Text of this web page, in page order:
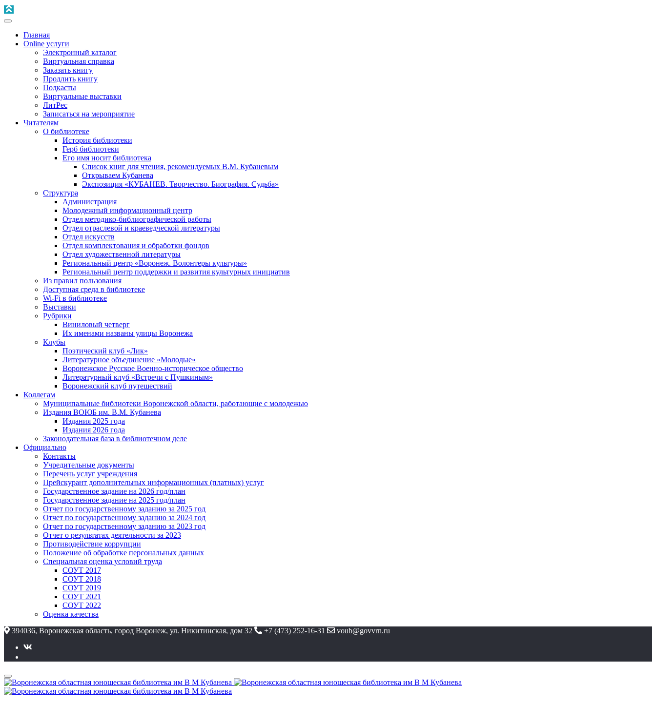
Главная
Online услуги
Электронный каталог
Виртуальная справка
Заказать книгу
Продлить книгу
Подкасты
Виртуальные выставки
ЛитРес
Записаться на мероприятие
Читателям
О библиотеке
История библиотеки
Герб библиотеки
Его имя носит библиотека
Список книг для чтения, рекомендуемых В.М. Кубаневым
Открываем Кубанева
Экспозиция «КУБАНЕВ. Творчество. Биография. Судьба»
Структура
Администрация
Молодежный информационный центр
Отдел методико-библиографической работы
Отдел отраслевой и краеведческой литературы
Отдел искусств
Отдел комплектования и обработки фондов
Отдел художественной литературы
Региональный центр «Воронеж. Волонтеры культуры»
Региональный центр поддержки и развития культурных инициатив
Из правил пользования
Доступная среда в библиотеке
Wi-Fi в библиотеке
Выставки
Рубрики
Виниловый четверг
Их именами названы улицы Воронежа
Клубы
Поэтический клуб «Лик»
Литературное объединение «Молодые»
Воронежское Русское Военно-историческое общество
Литературный клуб «Встречи с Пушкиным»
Воронежский клуб путешествий
Коллегам
Муниципальные библиотеки Воронежской области, работающие с молодежью
Издания ВОЮБ им. В.М. Кубанева
Издания 2025 года
Издания 2026 года
Законодательная база в библиотечном деле
Официально
Контакты
Учредительные документы
Перечень услуг учреждения
Прейскурант дополнительных информационных (платных) услуг
Государственное задание на 2026 год/план
Государственное задание на 2025 год/план
Отчет по государственному заданию за 2025 год
Отчет по государственному заданию за 2024 год
Отчет по государственному заданию за 2023 год
Отчет о результатах деятельности за 2023
Противодействие коррупции
Положение об обработке персональных данных
Специальная оценка условий труда
СОУТ 2017
СОУТ 2018
СОУТ 2019
СОУТ 2021
СОУТ 2022
Оценка качества
394036, Воронежская область, город Воронеж, ул. Никитинская, дом 32
+7 (473) 252-16-31 voub@govvrn.ru